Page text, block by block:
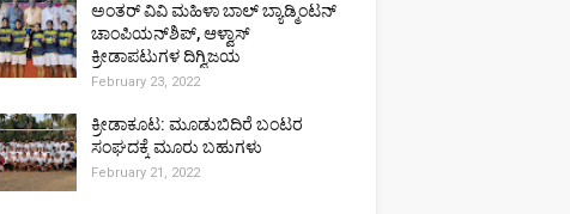
ಅಂತರ್ ವಿವಿ ಮಹಿಳಾ ಬಾಲ್ ಬ್ಯಾಡ್ಮಿಂಟನ್
ಚಾಂಪಿಯನ್‌ಶಿಪ್, ಆಳ್ವಾಸ್
ಕ್ರೀಡಾಪಟುಗಳ ದಿಗ್ವಿಜಯ
February 23, 2022
ಕ್ರೀಡಾಕೂಟ: ಮೂಡುಬಿದಿರೆ ಬಂಟರ
ಸಂಘದಕ್ಕೆ ಮೂರು ಬಹುಗಳು
February 21, 2022